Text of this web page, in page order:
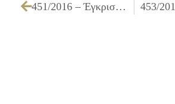
451/2016 – Έγκριση εκμίσθωσης Δημοτικού ακινήτου (κυλικείου) του Δημοτικού Σταδίου Ιλίου με δημοπρασία